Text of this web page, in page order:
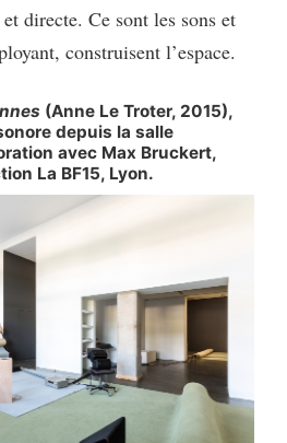
directe. Ce sont les sons et
construisent l’espace.
(Anne Le Troter, 2015),
depuis la salle
avec Max Bruckert,
La BF15, Lyon.